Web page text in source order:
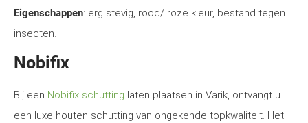
Eigenschappen: erg stevig, rood/ roze kleur, bestand tegen
insecten.
Nobifix
Bij een Nobifix schutting laten plaatsen in Varik, ontvangt u
een luxe houten schutting van ongekende topkwaliteit. Het